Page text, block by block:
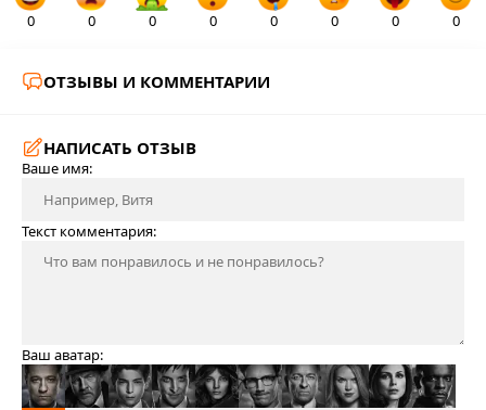
0 0 0 0 0 0 0 0
ОТЗЫВЫ И КОММЕНТАРИИ
НАПИСАТЬ ОТЗЫВ
Ваше имя:
Текст комментария:
Ваш аватар: